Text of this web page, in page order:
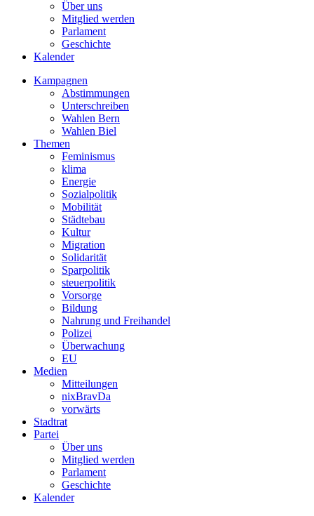
Über uns
Mitglied werden
Parlament
Geschichte
Kalender
Kampagnen
Abstimmungen
Unterschreiben
Wahlen Bern
Wahlen Biel
Themen
Feminismus
klima
Energie
Sozialpolitik
Mobilität
Städtebau
Kultur
Migration
Solidarität
Sparpolitik
steuerpolitik
Vorsorge
Bildung
Nahrung und Freihandel
Polizei
Überwachung
EU
Medien
Mitteilungen
nixBravDa
vorwärts
Stadtrat
Partei
Über uns
Mitglied werden
Parlament
Geschichte
Kalender